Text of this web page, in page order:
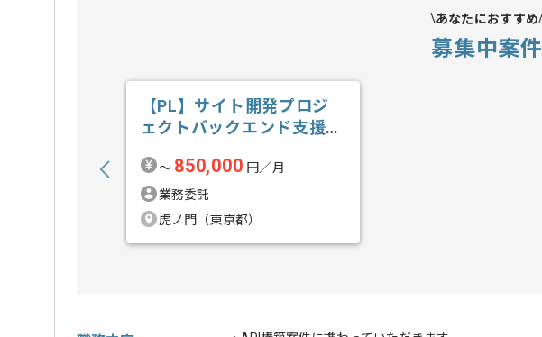
あなたにおすすめ
募集中案件
【PL】サイト開発プロジ
ェクトバックエンド支援の
〜 850,000 円／月
業務委託
虎ノ門（東京都）